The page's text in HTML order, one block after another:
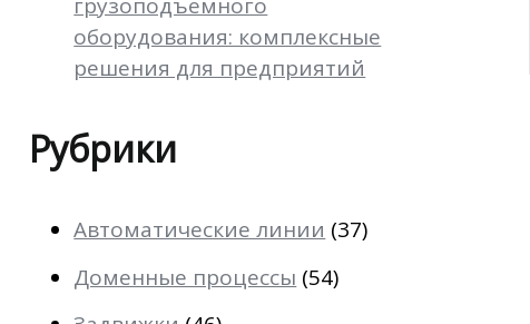
оборудования: комплексные
решения для предприятий
Рубрики
Автоматические линии (37)
Доменные процессы (54)